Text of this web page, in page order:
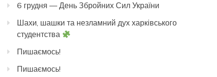
6 грудня — День Збройних Сил України
Шахи, шашки та незламний дух харківського
студентства
Пишаємось!
Пишаємось!